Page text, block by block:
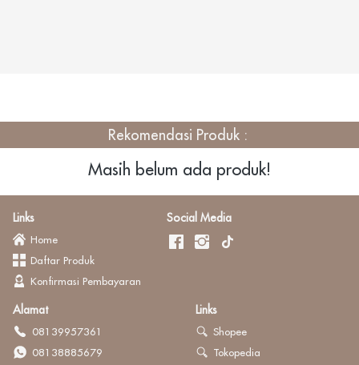
Rekomendasi Produk :
Masih belum ada produk!
Links
Home
Daftar Produk
Konfirmasi Pembayaran
Social Media
Alamat
08139957361
08138885679
Links
Shopee
Tokopedia